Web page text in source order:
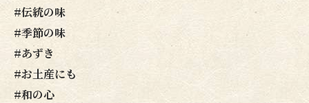
#伝統の味
#季節の味
#あずき
#お土産にも
#和の心